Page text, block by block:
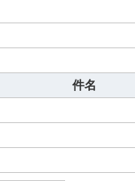
件名